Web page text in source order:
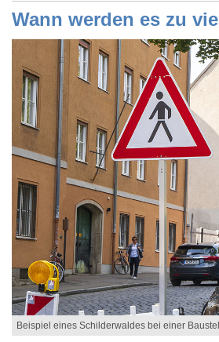
Wann werden es zu
Beispiel eines Schilderwaldes bei einer